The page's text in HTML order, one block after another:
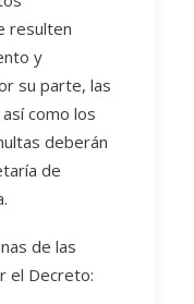
resulten
y
su parte, las
como los
deberán
de
de las
el Decreto: